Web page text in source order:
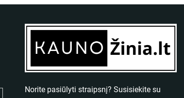
Norite pasiūlyti straipsnį? Susisiekite su